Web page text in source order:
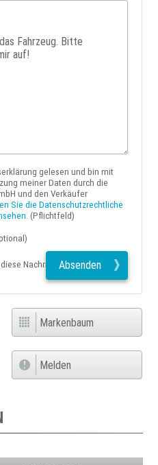
gelesen und bin mit
meiner Daten durch die
und den Verkäufer
Sie die Datenschutzrechtliche
(Pflichtfeld)
Nachricht Absenden
Markenbaum
Melden